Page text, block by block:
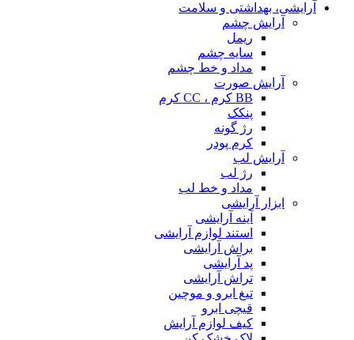
آرایشی، بهداشتی و سلامت
آرایش چشم
ریمل
سایه چشم
مداد و خط چشم
آرایش صورت
BB کرم ، CC کرم
پنکک
رژ گونه
کرم پودر
آرایش لب
رژ لب
مداد و خط لب
ابزار آرایشی
آینه آرایشی
استند لوازم آرایشی
براش آرایشی
پد آرایشی
تراش آرایشی
تیغ ابرو و موچین
قیچی ابرو
کیف لوازم آرایش